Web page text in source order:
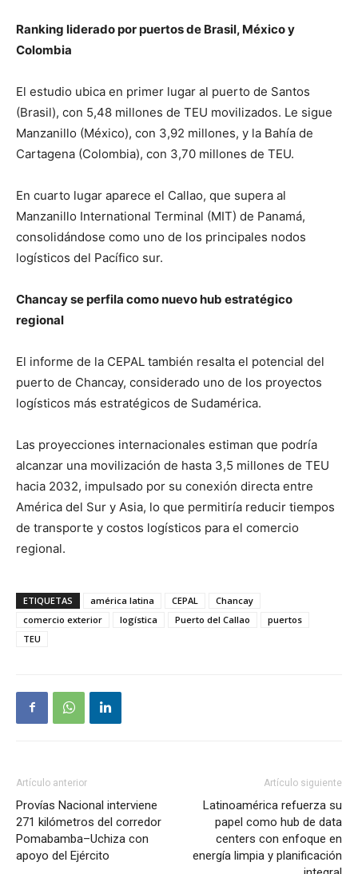
Ranking liderado por puertos de Brasil, México y
Colombia
El estudio ubica en primer lugar al puerto de Santos
(Brasil), con 5,48 millones de TEU movilizados. Le sigue
Manzanillo (México), con 3,92 millones, y la Bahía de
Cartagena (Colombia), con 3,70 millones de TEU.
En cuarto lugar aparece el Callao, que supera al
Manzanillo International Terminal (MIT) de Panamá,
consolidándose como uno de los principales nodos
logísticos del Pacífico sur.
Chancay se perfila como nuevo hub estratégico
regional
El informe de la CEPAL también resalta el potencial del
puerto de Chancay, considerado uno de los proyectos
logísticos más estratégicos de Sudamérica.
Las proyecciones internacionales estiman que podría
alcanzar una movilización de hasta 3,5 millones de TEU
hacia 2032, impulsado por su conexión directa entre
América del Sur y Asia, lo que permitiría reducir tiempos
de transporte y costos logísticos para el comercio
regional.
ETIQUETAS américa latina CEPAL
Chancay
comercio exterior
logística Puerto del Callao
puertos
TEU
Artículo anterior
Provías Nacional interviene
271 kilómetros del corredor
Pomabamba–Uchiza con
apoyo del Ejército
Artículo siguiente
Latinoamérica refuerza su
papel como hub de data
centers con enfoque en
energía limpia y planificación